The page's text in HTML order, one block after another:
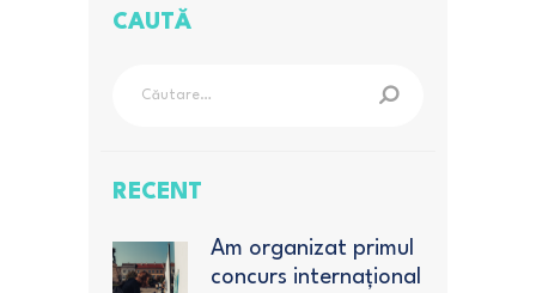
CAUTĂ
după:
RECENT
Am organizat primul
concurs internațional